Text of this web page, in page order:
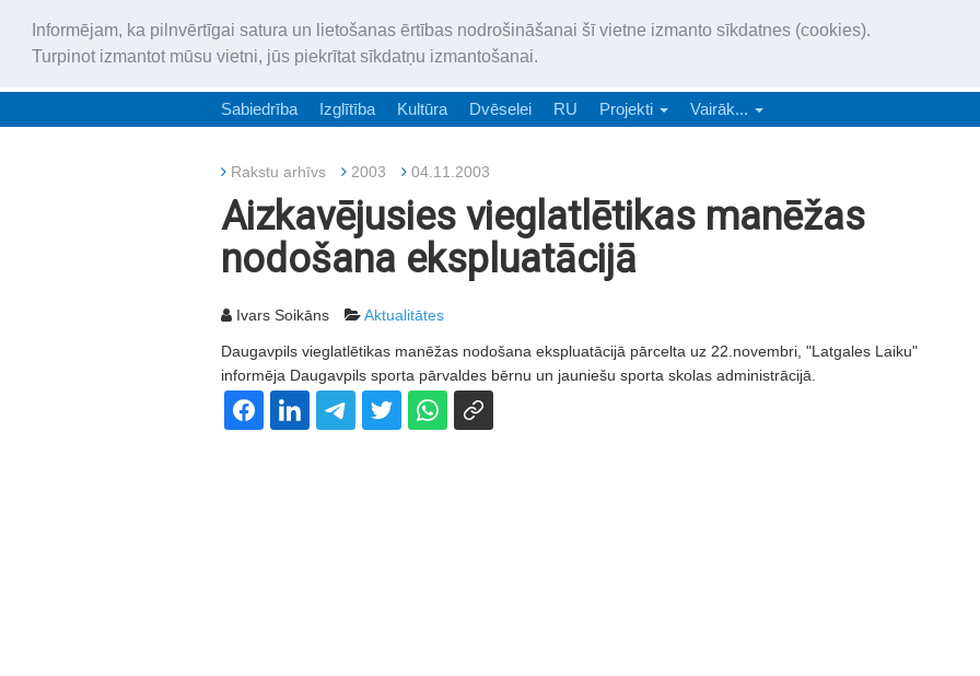
Informējam, ka pilnvērtīgai satura un lietošanas ērtības nodrošināšanai šī vietne izmanto sīkdatnes (cookies).
Turpinot izmantot mūsu vietni, jūs piekrītat sīkdatņu izmantošanai.
„Latgales Laiks” latviešu valodā aptver Daugavpils valstspilsētu,
Sabiedrība Izglītība Kultūra Dvēselei RU Projekti Vairāk...
Rakstu arhīvs 2003 04.11.2003
Aizkavējusies vieglatlētikas manēžas
nodošana ekspluatācijā
Ivars Soikāns Aktualitātes
Daugavpils vieglatlētikas manēžas nodošana ekspluatācijā pārcelta uz 22.novembri, "Latgales Laiku"
informēja Daugavpils sporta pārvaldes bērnu un jauniešu sporta skolas administrācijā.